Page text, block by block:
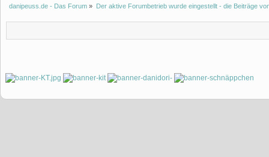
danipeuss.de - Das Forum » Der aktive Forumbetrieb wurde eingestellt - die Beiträge